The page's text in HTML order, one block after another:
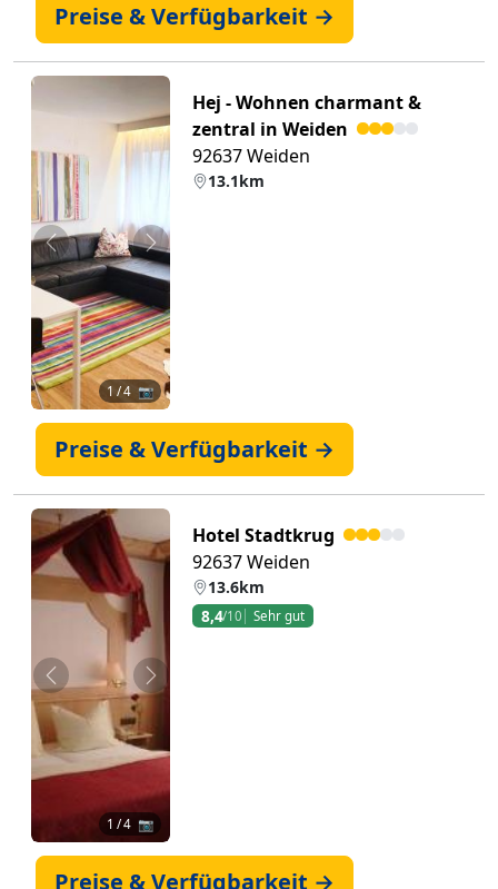
Preise & Verfügbarkeit →
Zurück Weiter
1 / 4 📷
Hej - Wohnen charmant &
zentral in Weiden
92637 Weiden
13.1km
Preise & Verfügbarkeit →
Zurück Weiter
1 / 4 📷
Hotel Stadtkrug
92637 Weiden
13.6km
8,4/10 Sehr gut
Preise & Verfügbarkeit →